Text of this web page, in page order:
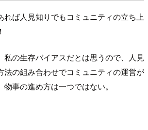
れば人見知りでもコミュニティの立ち上
私の生存バイアスだとは思うので、人見
法の組み合わせでコミュニティの運営が
事の進め方は一つではない。